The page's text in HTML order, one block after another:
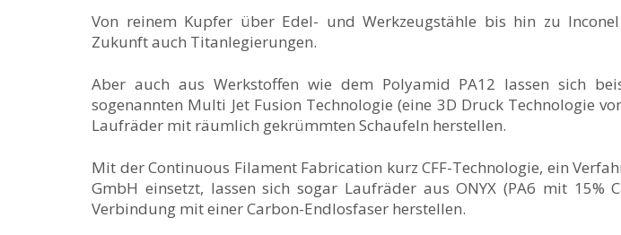
Von reinem Kupfer über Edel- und Werkzeugstähle bis hin zu
Zukunft auch Titanlegierungen.
Aber auch aus Werkstoffen wie dem Polyamid PA12 lassen sich
sogenannten Multi Jet Fusion Technologie (eine 3D Druck Technologie
Laufräder mit räumlich gekrümmten Schaufeln herstellen.
Mit der Continuous Filament Fabrication kurz CFF-Technologie, ein
GmbH einsetzt, lassen sich sogar Laufräder aus ONYX (PA6 mit 15%
Verbindung mit einer Carbon-Endlosfaser herstellen.